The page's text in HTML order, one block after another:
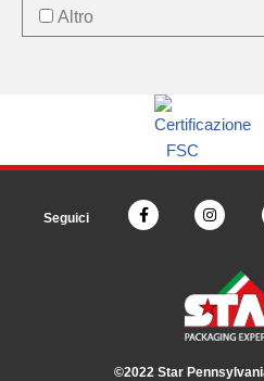
Altro
Seguici
©2022 Star